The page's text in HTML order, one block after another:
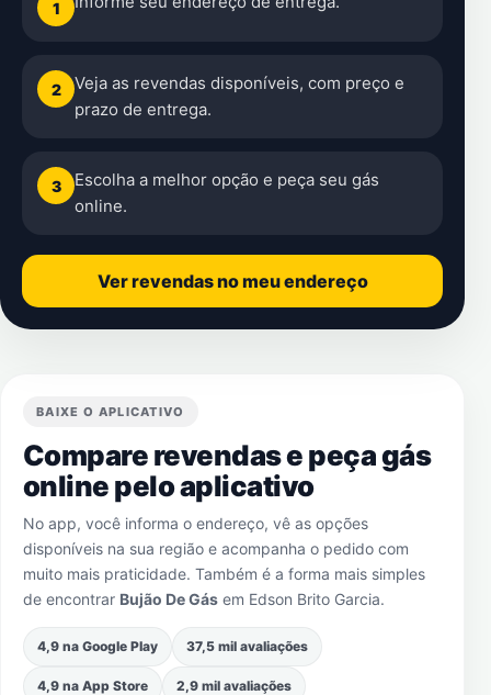
1
2
Veja as revendas disponíveis, com preço e
prazo de entrega.
3
Escolha a melhor opção e peça seu gás
online.
Ver revendas no meu endereço
BAIXE O APLICATIVO
Compare revendas e peça gás
online pelo aplicativo
No app, você informa o endereço, vê as opções
disponíveis na sua região e acompanha o pedido com
muito mais praticidade. Também é a forma mais simples
de encontrar Bujão De Gás em Edson Brito Garcia.
4,9 na Google Play 37,5 mil avaliações
4,9 na App Store 2,9 mil avaliações